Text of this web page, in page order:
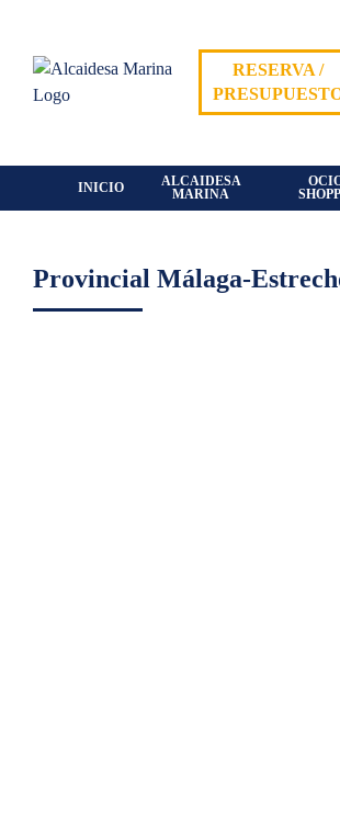
content
RESERVA /
INICIO
ALCAIDESA
MARINA
Provincial Málaga-